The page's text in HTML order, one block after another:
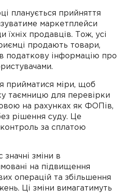
планується прийняття
маркетплейси
їхніх продавців. Тож, усі
продають товари,
податкову інформацію про
прийматися міри, щоб
таємницю для перевірки
на рахунках як ФОПів,
рішення суду. Це
за сплатою
значні зміни в
на підвищення
операцій та збільшення
Ці зміни вимагатимуть